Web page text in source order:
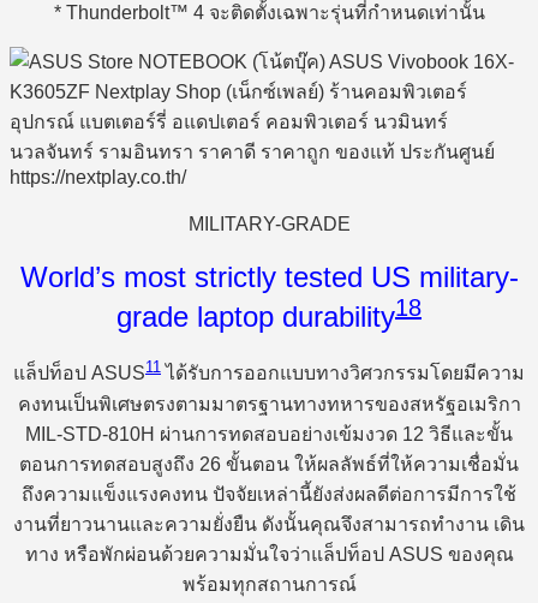
* Thunderbolt™ 4 จะติดตั้งเฉพาะรุ่นที่กำหนดเท่านั้น
MILITARY-GRADE
World’s most strictly tested US military-
grade laptop durability18
แล็ปท็อป ASUS11 ได้รับการออกแบบทางวิศวกรรมโดยมีความ
คงทนเป็นพิเศษตรงตามมาตรฐานทางทหารของสหรัฐอเมริกา
MIL-STD-810H ผ่านการทดสอบอย่างเข้มงวด 12 วิธีและขั้น
ตอนการทดสอบสูงถึง 26 ขั้นตอน ให้ผลลัพธ์ที่ให้ความเชื่อมั่น
ถึงความแข็งแรงคงทน ปัจจัยเหล่านี้ยังส่งผลดีต่อการมีการใช้
งานที่ยาวนานและความยั่งยืน ดังนั้นคุณจึงสามารถทำงาน เดิน
ทาง หรือพักผ่อนด้วยความมั่นใจว่าแล็ปท็อป ASUS ของคุณ
พร้อมทุกสถานการณ์